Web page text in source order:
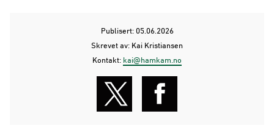
Publisert: 05.06.2026
Skrevet av: Kai Kristiansen
Kontakt: kai@hamkam.no